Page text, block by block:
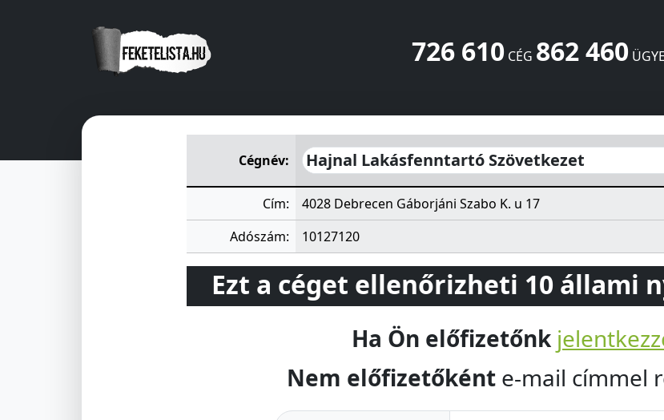
726 610CÉG 862 460ÜGYE
Hajnal Lakásfenntartó SzövetkezetGáborjáni Szabo K. u 17Debrecen4028HU
Cégnév:
Hajnal Lakásfenntartó Szövetkezet
Cím:
4028 Debrecen Gáborjáni Szabo K. u 17
Adószám:
10127120
Ezt a céget ellenőrizheti 10 állami
Ha Ön előfizetőnk
Nem előfizetőként e-mail címmel